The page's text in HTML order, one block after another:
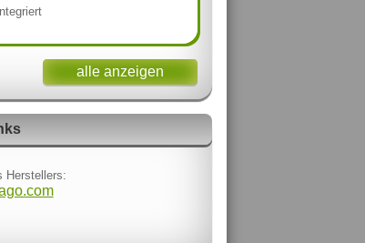
Integriert
alle anzeigen
Herstellers: